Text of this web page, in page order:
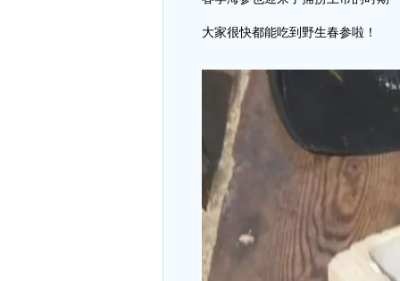
大家很快都能吃到野生春参啦！